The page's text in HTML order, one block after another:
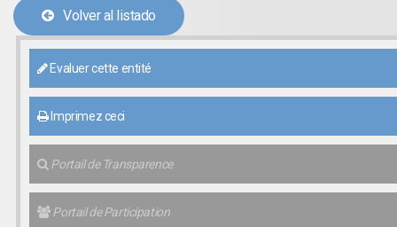
Volver al listado
Evaluer cette entité
Imprimez ceci
Portail de Transparence
Portail de Participation